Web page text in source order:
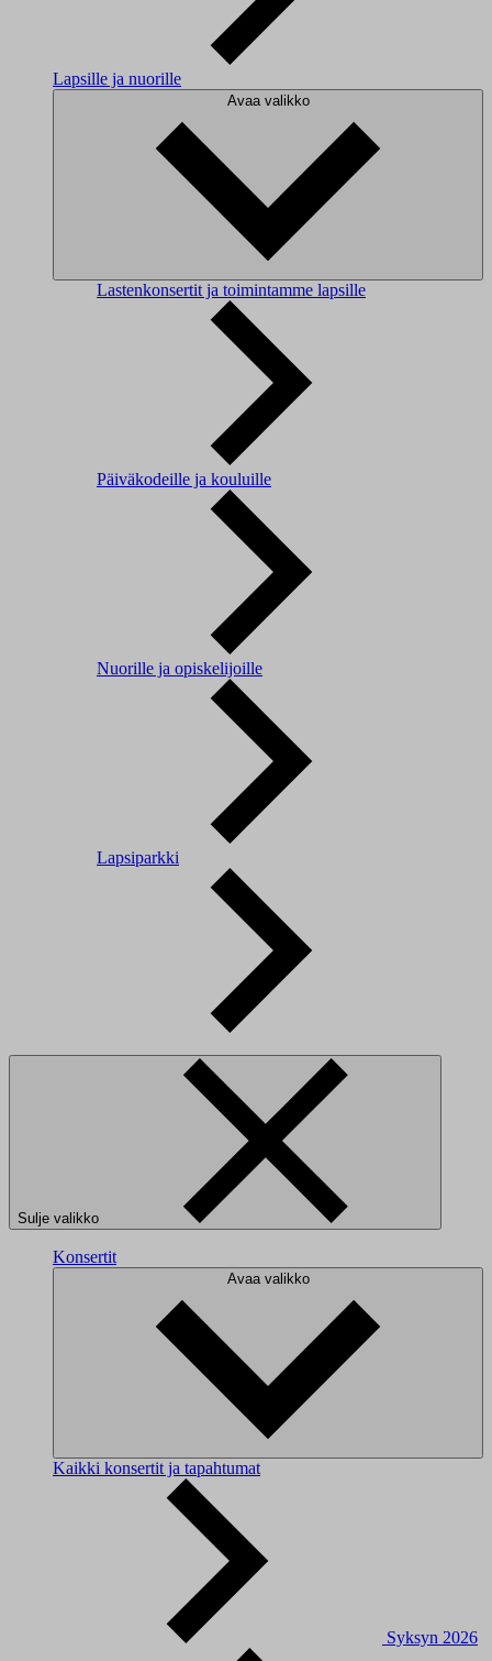
Lapsille ja nuorille
Avaa valikko
Lastenkonsertit ja toimintamme lapsille
Päiväkodeille ja kouluille
Nuorille ja opiskelijoille
Lapsiparkki
Sulje valikko
Konsertit
Avaa valikko
Kaikki konsertit ja tapahtumat
Syksyn 2026